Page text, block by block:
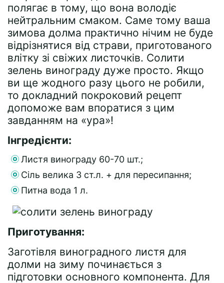
полягає в тому, що вона володіє
нейтральним смаком. Саме тому ваша
зимова долма практично нічим не буде
відрізнятися від страви, приготованого
влітку зі свіжих листочків. Солити
зелень винограду дуже просто. Якщо
ви ще жодного разу цього не робили,
то докладний покроковий рецепт
допоможе вам впоратися з цим
завданням на «ура»!
Інгредієнти:
Листя винограду 60-70 шт.;
Сіль велика 3 ст.л. + для пересипання;
Питна вода 1 л.
Приготування:
Заготівля виноградного листя для
долми на зиму починається з
підготовки основного компонента. Для